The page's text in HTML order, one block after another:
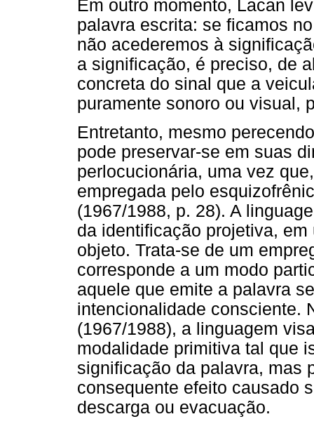
Em outro momento, Lacan
palavra escrita: se ficamos
não acederemos à
a significação, é preciso, de
concreta do sinal que a
puramente sonoro ou visual,
Entretanto, mesmo
pode preservar-se em suas
perlocucionária, uma vez
empregada pelo
(1967/1988, p. 28). A
da identificação projetiva,
objeto. Trata-se de um
corresponde a um modo
aquele que emite a palavra
intencionalidade consciente.
(1967/1988), a linguagem
modalidade primitiva tal que
significação da palavra, mas
consequente efeito causado
descarga ou evacuação.